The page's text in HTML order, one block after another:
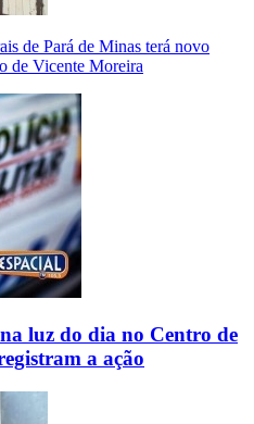
de Pará de Minas terá novo
de Vicente Moreira
luz do dia no Centro de
a ação